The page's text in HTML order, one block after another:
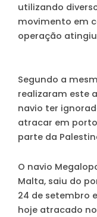
utilizando
movimento em
operação
Segundo a
realizaram este
navio ter
atracar em
parte da
O navio
Malta, saiu do
24 de setembro
hoje atracado